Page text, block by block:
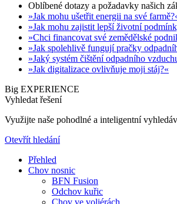
Oblíbené dotazy a požadavky našich
»Jak mohu ušetřit energii na své
»Jak mohu zajistit lepší životní
»Chci financovat své zemědělské
»Jak spolehlivě fungují pračky
»Jaký systém čištění odpadního
»Jak digitalizace ovlivňuje moji stáj?«
Big EXPERIENCE
Vyhledat řešení
Využijte naše pohodlné a inteligentní
Otevřít hledání
Přehled
Chov nosnic
BFN Fusion
Odchov kuřic